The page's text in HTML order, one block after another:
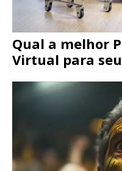
Qual a melhor
Virtual para